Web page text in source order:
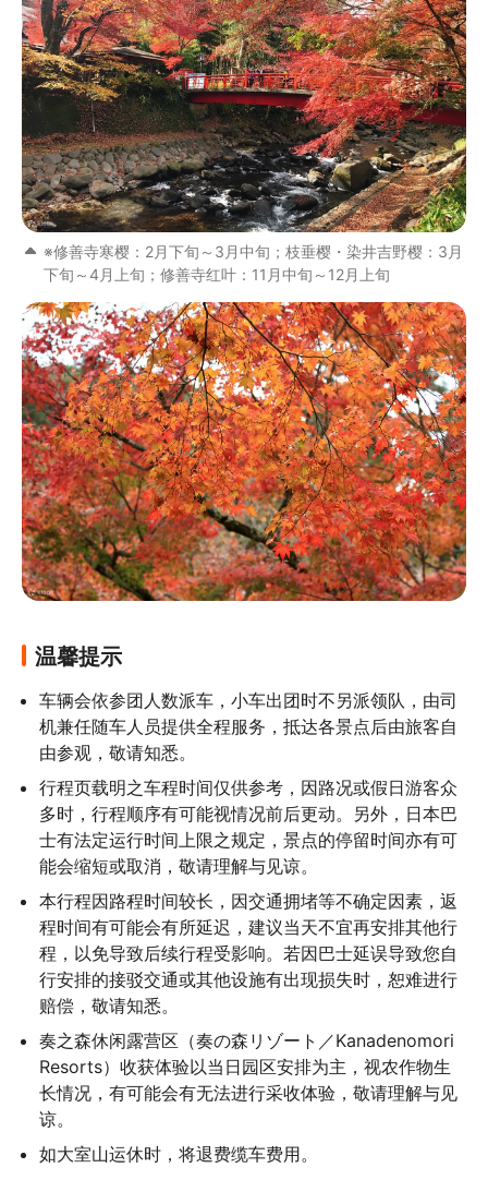
※修善寺寒樱：2月下旬～3月中旬；枝垂樱・染井吉野樱：3月
下旬～4月上旬；修善寺红叶：11月中旬～12月上旬
温馨提示
车辆会依参团人数派车，小车出团时不另派领队，由司
机兼任随车人员提供全程服务，抵达各景点后由旅客自
由参观，敬请知悉。
行程页载明之车程时间仅供参考，因路况或假日游客众
多时，行程顺序有可能视情况前后更动。另外，日本巴
士有法定运行时间上限之规定，景点的停留时间亦有可
能会缩短或取消，敬请理解与见谅。
本行程因路程时间较长，因交通拥堵等不确定因素，返
程时间有可能会有所延迟，建议当天不宜再安排其他行
程，以免导致后续行程受影响。若因巴士延误导致您自
行安排的接驳交通或其他设施有出现损失时，恕难进行
赔偿，敬请知悉。
奏之森休闲露营区（奏の森リゾート／Kanadenomori
Resorts）收获体验以当日园区安排为主，视农作物生
长情况，有可能会有无法进行采收体验，敬请理解与见
谅。
如大室山运休时，将退费缆车费用。